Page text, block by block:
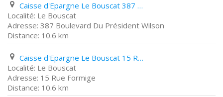
Caisse d'Epargne Le Bouscat 387 Boulevard Du Président Wilson
Le Bouscat
387 Boulevard Du Président Wilson
10.6 km
Caisse d'Epargne Le Bouscat 15 Rue Formige
Le Bouscat
15 Rue Formige
10.6 km